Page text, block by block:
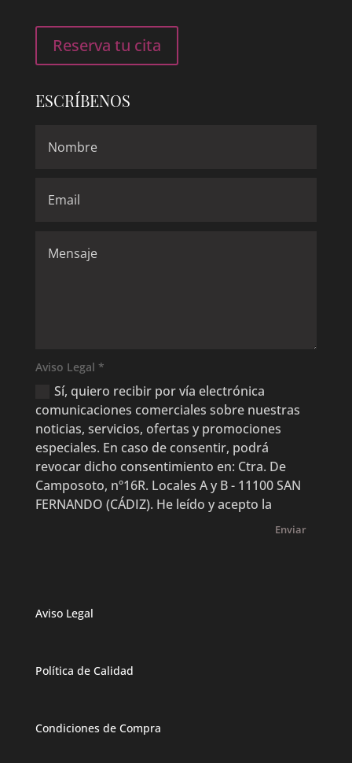
Reserva tu cita
ESCRÍBENOS
Aviso Legal *
Sí, quiero recibir por vía electrónica
comunicaciones comerciales sobre nuestras
noticias, servicios, ofertas y promociones
especiales. En caso de consentir, podrá
revocar dicho consentimiento en: Ctra. De
Camposoto, nº16R. Locales A y B - 11100 SAN
FERNANDO (CÁDIZ). He leído y acepto la
Enviar
Aviso Legal
Política de Calidad
Condiciones de Compra